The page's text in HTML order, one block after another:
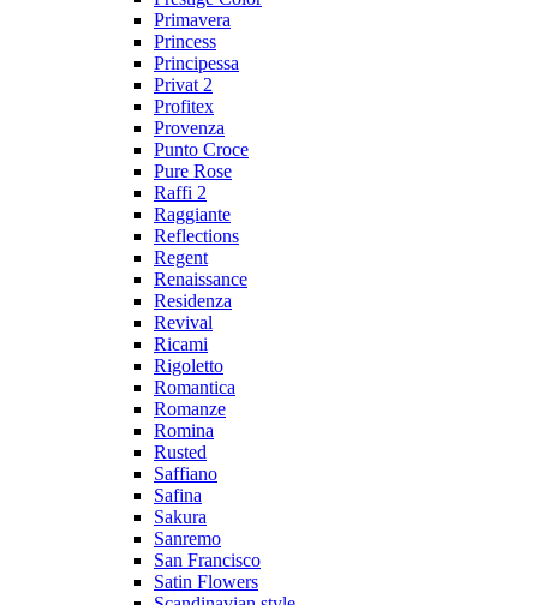
Primavera
Princess
Principessa
Privat 2
Profitex
Provenza
Punto Croce
Pure Rose
Raffi 2
Raggiante
Reflections
Regent
Renaissance
Residenza
Revival
Ricami
Rigoletto
Romantica
Romanze
Romina
Rusted
Saffiano
Safina
Sakura
Sanremo
San Francisco
Satin Flowers